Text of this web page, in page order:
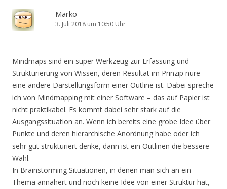
Marko
3. Juli 2018 um 10:50 Uhr
Mindmaps sind ein super Werkzeug zur Erfassung und
Strukturierung von Wissen, deren Resultat im Prinzip nure
eine andere Darstellungsform einer Outline ist. Dabei spreche
ich von Mindmapping mit einer Software – das auf Papier ist
nicht praktikabel. Es kommt dabei sehr stark auf die
Ausgangssituation an. Wenn ich bereits eine grobe Idee über
Punkte und deren hierarchische Anordnung habe oder ich
sehr gut strukturiert denke, dann ist ein Outlinen die bessere
Wahl.
In Brainstorming Situationen, in denen man sich an ein
Thema annähert und noch keine Idee von einer Struktur hat,